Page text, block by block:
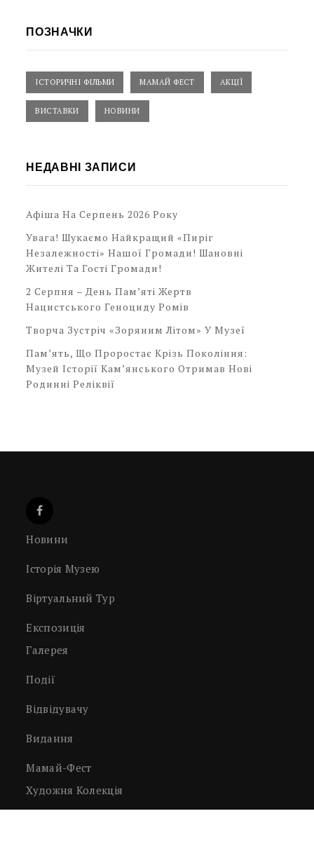
ПОЗНАЧКИ
ІСТОРИЧНІ ФІЛЬМИ МАМАЙ ФЕСТ АКЦІЇ
ВИСТАВКИ НОВИНИ
НЕДАВНІ ЗАПИСИ
Афіша На Серпень 2026 Року
Увага! Шукаємо Найкращий «Пиріг
Незалежності» Нашої Громади! Шановні
Жителі Та Гості Громади!
2 Серпня – День Пам’яті Жертв
Нацистського Геноциду Ромів
Творча Зустріч «Зоряним Літом» У Музеї
Пам’ять, Що Проростає Крізь Покоління:
Музей Історії Кам’янського Отримав Нові
Родинні Реліквії
Новини
Історія Музею
Віртуальний Тур
Експозиція
Галерея
Події
Відвідувачу
Видання
Мамай-Фест
Художня Колекція